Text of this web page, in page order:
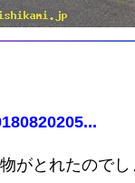
がとれたのでし